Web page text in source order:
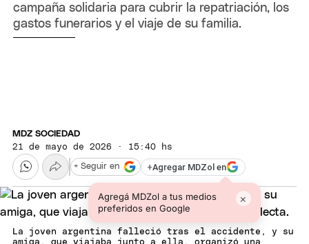
campaña solidaria para cubrir la repatriación, los
gastos funerarios y el viaje de su familia.
MDZ SOCIEDAD
21 de mayo de 2026 · 15:40 hs
+Agregar MDZol en
Agregá MDZol a tus medios
preferidos en Google
×
+ Seguir en
La joven argentina falleció tras el accidente, y su